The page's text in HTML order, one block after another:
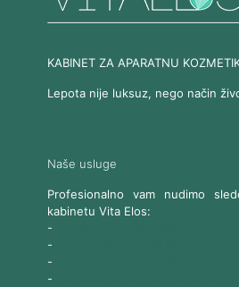
KABINET ZA APARATNU
Lepota nije luksuz, nego način
Naše usluge
Profesionalno vam nudimo
kabinetu Vita Elos:
-
-
-
-